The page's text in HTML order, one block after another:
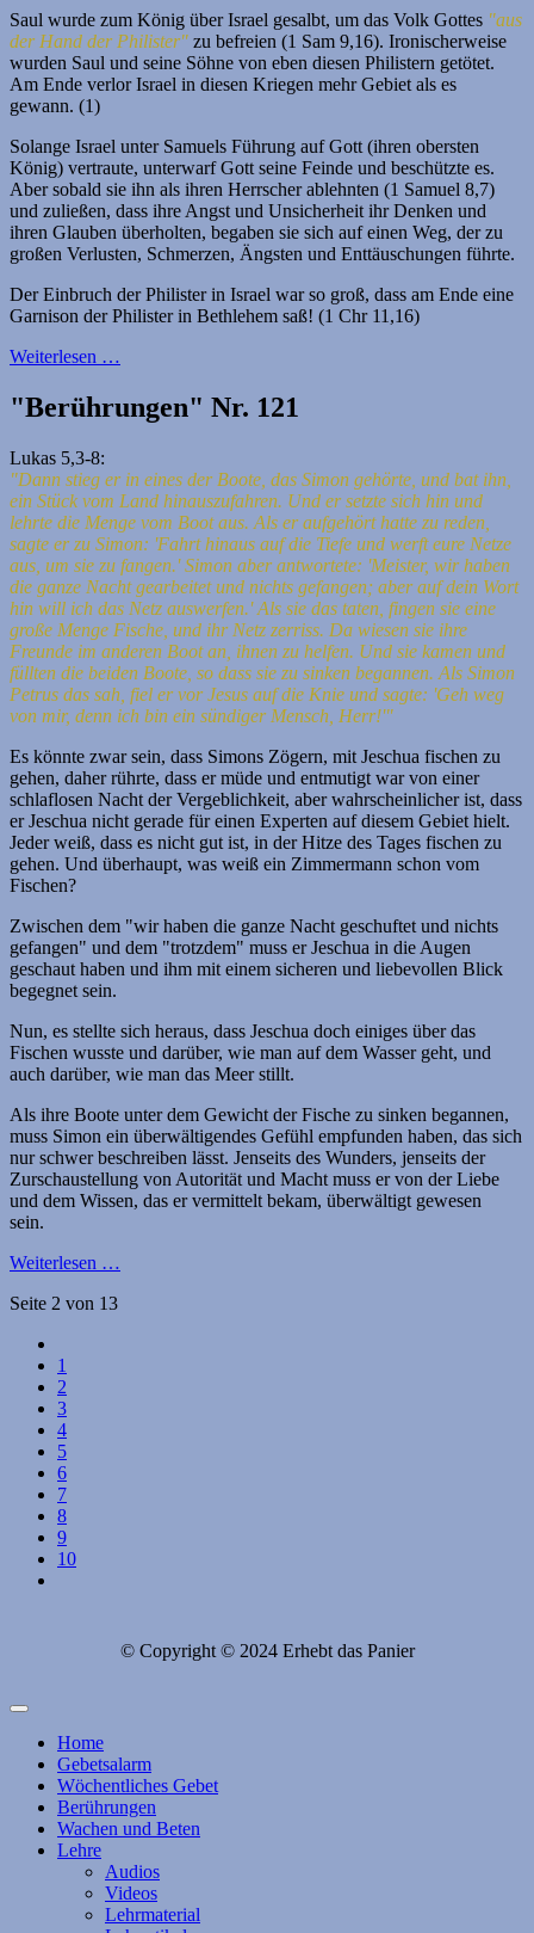
Saul wurde zum König über Israel gesalbt, um das Volk Gottes "aus
der Hand der Philister" zu befreien (1 Sam 9,16). Ironischerweise
wurden Saul und seine Söhne von eben diesen Philistern getötet.
Am Ende verlor Israel in diesen Kriegen mehr Gebiet als es
gewann. (1)
Solange Israel unter Samuels Führung auf Gott (ihren obersten
König) vertraute, unterwarf Gott seine Feinde und beschützte es.
Aber sobald sie ihn als ihren Herrscher ablehnten (1 Samuel 8,7)
und zuließen, dass ihre Angst und Unsicherheit ihr Denken und
ihren Glauben überholten, begaben sie sich auf einen Weg, der zu
großen Verlusten, Schmerzen, Ängsten und Enttäuschungen führte.
Der Einbruch der Philister in Israel war so groß, dass am Ende eine
Garnison der Philister in Bethlehem saß! (1 Chr 11,16)
Weiterlesen …
"Berührungen" Nr. 121
Lukas 5,3-8:
"Dann stieg er in eines der Boote, das Simon gehörte, und bat ihn,
ein Stück vom Land hinauszufahren. Und er setzte sich hin und
lehrte die Menge vom Boot aus. Als er aufgehört hatte zu reden,
sagte er zu Simon: 'Fahrt hinaus auf die Tiefe und werft eure Netze
aus, um sie zu fangen.' Simon aber antwortete: 'Meister, wir haben
die ganze Nacht gearbeitet und nichts gefangen; aber auf dein Wort
hin will ich das Netz auswerfen.' Als sie das taten, fingen sie eine
große Menge Fische, und ihr Netz zerriss. Da wiesen sie ihre
Freunde im anderen Boot an, ihnen zu helfen. Und sie kamen und
füllten die beiden Boote, so dass sie zu sinken begannen. Als Simon
Petrus das sah, fiel er vor Jesus auf die Knie und sagte: 'Geh weg
von mir, denn ich bin ein sündiger Mensch, Herr!'"
Es könnte zwar sein, dass Simons Zögern, mit Jeschua fischen zu
gehen, daher rührte, dass er müde und entmutigt war von einer
schlaflosen Nacht der Vergeblichkeit, aber wahrscheinlicher ist, dass
er Jeschua nicht gerade für einen Experten auf diesem Gebiet hielt.
Jeder weiß, dass es nicht gut ist, in der Hitze des Tages fischen zu
gehen. Und überhaupt, was weiß ein Zimmermann schon vom
Fischen?
Zwischen dem "wir haben die ganze Nacht geschuftet und nichts
gefangen" und dem "trotzdem" muss er Jeschua in die Augen
geschaut haben und ihm mit einem sicheren und liebevollen Blick
begegnet sein.
Nun, es stellte sich heraus, dass Jeschua doch einiges über das
Fischen wusste und darüber, wie man auf dem Wasser geht, und
auch darüber, wie man das Meer stillt.
Als ihre Boote unter dem Gewicht der Fische zu sinken begannen,
muss Simon ein überwältigendes Gefühl empfunden haben, das sich
nur schwer beschreiben lässt. Jenseits des Wunders, jenseits der
Zurschaustellung von Autorität und Macht muss er von der Liebe
und dem Wissen, das er vermittelt bekam, überwältigt gewesen
sein.
Weiterlesen …
Seite 2 von 13
1
2
3
4
5
6
7
8
9
10
© Copyright © 2024 Erhebt das Panier
Home
Gebetsalarm
Wöchentliches Gebet
Berührungen
Wachen und Beten
Lehre
Audios
Videos
Lehrmaterial